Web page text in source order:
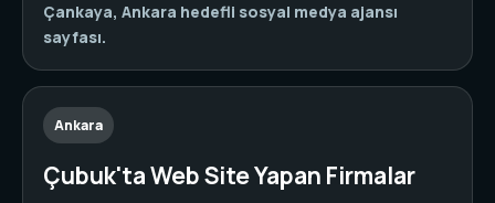
Çankaya, Ankara hedefli sosyal medya ajansı
sayfası.
Ankara
Çubuk'ta Web Site Yapan Firmalar